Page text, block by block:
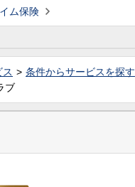
ム保険
条件からサービスを探す
ブ